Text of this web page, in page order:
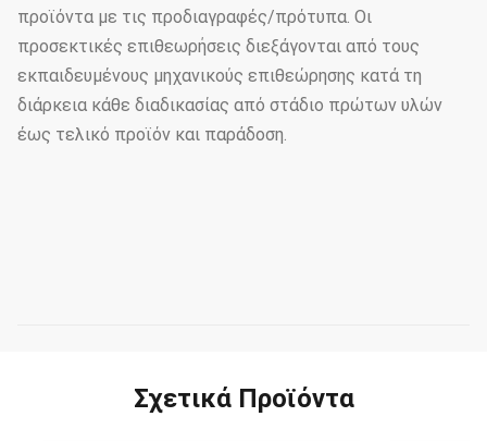
11,8
εκατ.
8 190 440
εκατ.
10 190 450
25 260 655
προϊόντα με τις προδιαγραφές/πρότυπα. Οι
προσεκτικές επιθεωρήσεις διεξάγονται από τους
εκπαιδευμένους μηχανικούς επιθεώρησης κατά τη
διάρκεια κάθε διαδικασίας από στάδιο πρώτων υλών
έως τελικό προϊόν και παράδοση.
Σχετικά Προϊόντα